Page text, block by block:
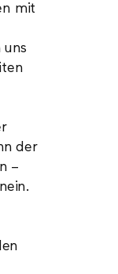
mit
uns
der
–